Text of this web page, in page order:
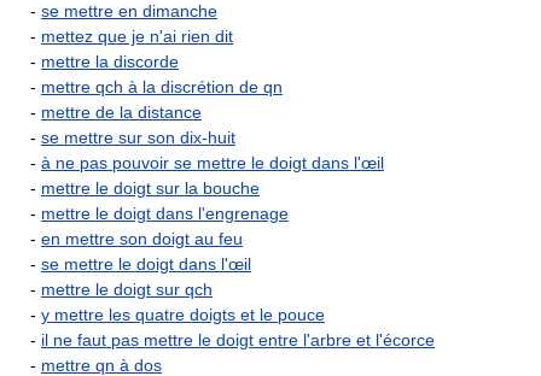
- se mettre en dimanche
- mettez que je n'ai rien dit
- mettre la discorde
- mettre qch à la discrétion de qn
- mettre de la distance
- se mettre sur son dix-huit
- à ne pas pouvoir se mettre le doigt dans l'œil
- mettre le doigt sur la bouche
- mettre le doigt dans l'engrenage
- en mettre son doigt au feu
- se mettre le doigt dans l'œil
- mettre le doigt sur qch
- y mettre les quatre doigts et le pouce
- il ne faut pas mettre le doigt entre l'arbre et l'écorce
- mettre qn à dos